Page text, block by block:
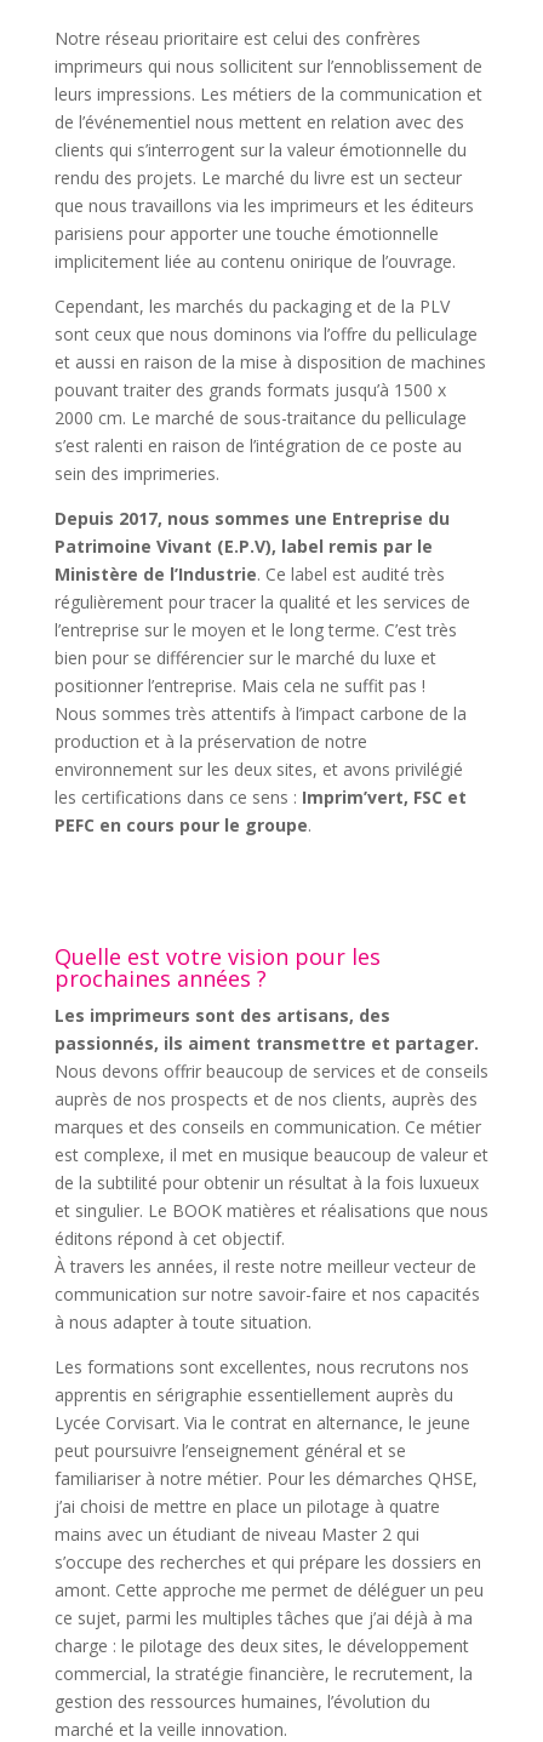
Notre réseau prioritaire est celui des confrères
imprimeurs qui nous sollicitent sur l’ennoblissement de
leurs impressions. Les métiers de la communication et
de l’événementiel nous mettent en relation avec des
clients qui s’interrogent sur la valeur émotionnelle du
rendu des projets. Le marché du livre est un secteur
que nous travaillons via les imprimeurs et les éditeurs
parisiens pour apporter une touche émotionnelle
implicitement liée au contenu onirique de l’ouvrage.
Cependant, les marchés du packaging et de la PLV
sont ceux que nous dominons via l’offre du pelliculage
et aussi en raison de la mise à disposition de machines
pouvant traiter des grands formats jusqu’à 1500 x
2000 cm. Le marché de sous-traitance du pelliculage
s’est ralenti en raison de l’intégration de ce poste au
sein des imprimeries.
Depuis 2017, nous sommes une Entreprise du
Patrimoine Vivant (E.P.V), label remis par le
Ministère de l’Industrie. Ce label est audité très
régulièrement pour tracer la qualité et les services de
l’entreprise sur le moyen et le long terme. C’est très
bien pour se différencier sur le marché du luxe et
positionner l’entreprise. Mais cela ne suffit pas !
Nous sommes très attentifs à l’impact carbone de la
production et à la préservation de notre
environnement sur les deux sites, et avons privilégié
les certifications dans ce sens : Imprim’vert, FSC et
PEFC en cours pour le groupe.
Quelle est votre vision pour les
prochaines années ?
Les imprimeurs sont des artisans, des
passionnés, ils aiment transmettre et partager.
Nous devons offrir beaucoup de services et de conseils
auprès de nos prospects et de nos clients, auprès des
marques et des conseils en communication. Ce métier
est complexe, il met en musique beaucoup de valeur et
de la subtilité pour obtenir un résultat à la fois luxueux
et singulier. Le BOOK matières et réalisations que nous
éditons répond à cet objectif.
À travers les années, il reste notre meilleur vecteur de
communication sur notre savoir-faire et nos capacités
à nous adapter à toute situation.
Les formations sont excellentes, nous recrutons nos
apprentis en sérigraphie essentiellement auprès du
Lycée Corvisart. Via le contrat en alternance, le jeune
peut poursuivre l’enseignement général et se
familiariser à notre métier. Pour les démarches QHSE,
j’ai choisi de mettre en place un pilotage à quatre
mains avec un étudiant de niveau Master 2 qui
s’occupe des recherches et qui prépare les dossiers en
amont. Cette approche me permet de déléguer un peu
ce sujet, parmi les multiples tâches que j’ai déjà à ma
charge : le pilotage des deux sites, le développement
commercial, la stratégie financière, le recrutement, la
gestion des ressources humaines, l’évolution du
marché et la veille innovation.